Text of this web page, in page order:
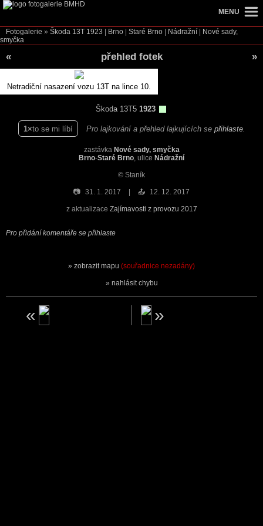
Fotogalerie » Škoda 13T 1923 Brno Staré Brno Nádražní
Nové sady,
smyčka
« přehled fotek »
Netradiční nasazení vozu 13T na lince 10.
Škoda 13T5 1923
1 to se mi líbí Pro lajkování a přehled lajkujících se přihlaste.
zastávka Nové sady, smyčka
Brno-Staré Brno, ulice Nádražní
© Staník
📷 31. 1. 2017 📤 12. 12. 2017
z aktualizace Zajímavosti z provozu 2017
Pro přidání komentáře se přihlaste
zobrazit mapu (souřadnice nezadány)
nahlásit chybu
MENU